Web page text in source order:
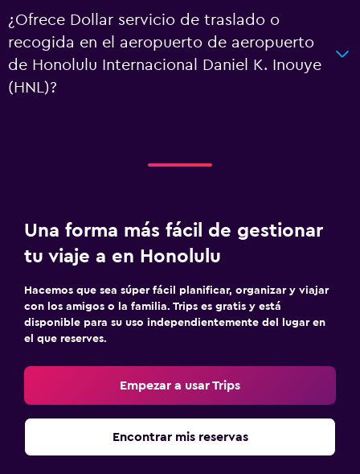
¿Ofrece Dollar servicio de traslado o
recogida en el aeropuerto de aeropuerto
de Honolulu Internacional Daniel K. Inouye
(HNL)?
Una forma más fácil de gestionar
tu viaje a en Honolulu
Hacemos que sea súper fácil planificar, organizar y viajar
con los amigos o la familia. Trips es gratis y está
disponible para su uso independientemente del lugar en
el que reserves.
Empezar a usar Trips
Encontrar mis reservas